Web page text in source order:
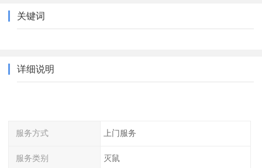
关键词
详细说明
服务方式 上门服务
服务类别 灭鼠